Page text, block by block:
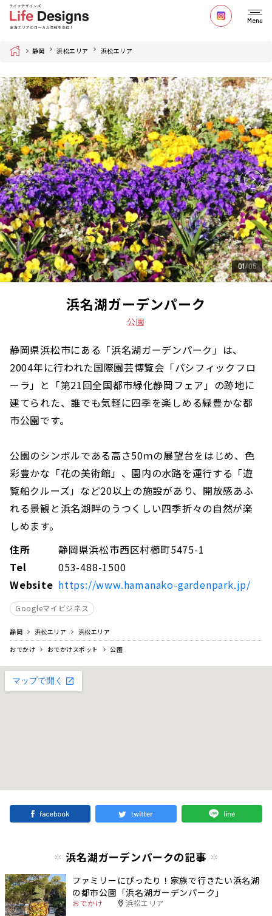
Menu
Home 静岡 浜松エリア 浜松エリア
01 05
浜名湖ガーデンパーク
公園
静岡県浜松市にある「浜名湖ガーデンパーク」は、
2004年に行われた国際園芸博覧会「パシフィックフロ
ーラ」と「第21回全国都市緑化静岡フェア」の跡地に
建てられた、誰でも気軽に四季を楽しめる緑豊かな都
市公園です。
公園のシンボルである高さ50ｍの展望台をはじめ、色
彩豊かな「花の美術館」、園内の水路を運行する「遊
覧船クルーズ」など20以上の施設があり、開放感あふ
れる景観と浜名湖畔のうつくしい四季折々の自然が楽
しめます。
住所
静岡県浜松市西区村櫛町5475-1
Tel
053-488-1500
Website https://www.hamanako-gardenpark.jp/
Googleマイビジネス
静岡 浜松エリア
浜松エリア
おでかけ
おでかけスポット 公園
浜名湖ガーデンパークの記事
ファミリーにぴったり！家族で行きたい浜名湖
の都市公園「浜名湖ガーデンパーク」
おでかけ 浜松エリア